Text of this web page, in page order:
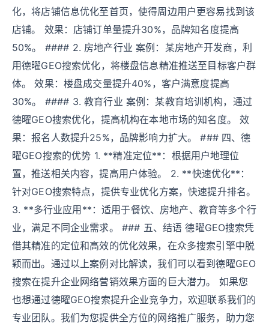
化，将店铺信息优化至首页，使得周边用户更容易找到该
店铺。 效果：店铺订单量提升30%，品牌知名度提高
50%。 #### 2. 房地产行业 案例：某房地产开发商，利
用德曜GEO搜索优化，将楼盘信息精准推送至目标客户群
体。 效果：楼盘成交量提升40%，客户满意度提高
30%。 #### 3. 教育行业 案例：某教育培训机构，通过
德曜GEO搜索优化，提高机构在本地市场的知名度。 效
果：报名人数提升25%，品牌影响力扩大。 ### 四、德
曜GEO搜索的优势 1. **精准定位**：根据用户地理位
置，推送相关内容，提高用户体验。 2. **快速优化**：
针对GEO搜索特点，提供专业优化方案，快速提升排名。
3. **多行业应用**：适用于餐饮、房地产、教育等多个行
业，满足不同企业需求。 ### 五、结语 德曜GEO搜索凭
借其精准的定位和高效的优化效果，在众多搜索引擎中脱
颖而出。通过以上案例对比解读，我们可以看到德曜GEO
搜索在提升企业网络营销效果方面的巨大潜力。 如果您
也想通过德曜GEO搜索提升企业竞争力，欢迎联系我们的
专业团队。我们为您提供全方位的网络推广服务，助力您